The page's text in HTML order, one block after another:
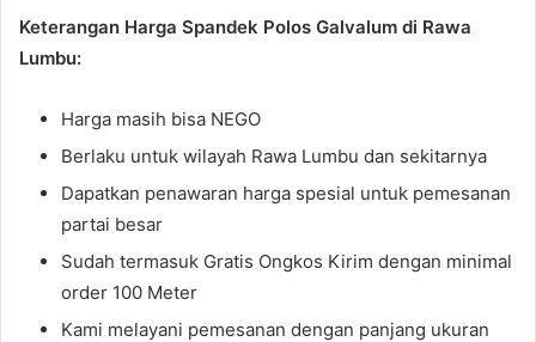
Keterangan Harga Spandek Polos Galvalum di Rawa
Lumbu:
Harga masih bisa NEGO
Berlaku untuk wilayah Rawa Lumbu dan sekitarnya
Dapatkan penawaran harga spesial untuk pemesanan
partai besar
Sudah termasuk Gratis Ongkos Kirim dengan minimal
order 100 Meter
Kami melayani pemesanan dengan panjang ukuran